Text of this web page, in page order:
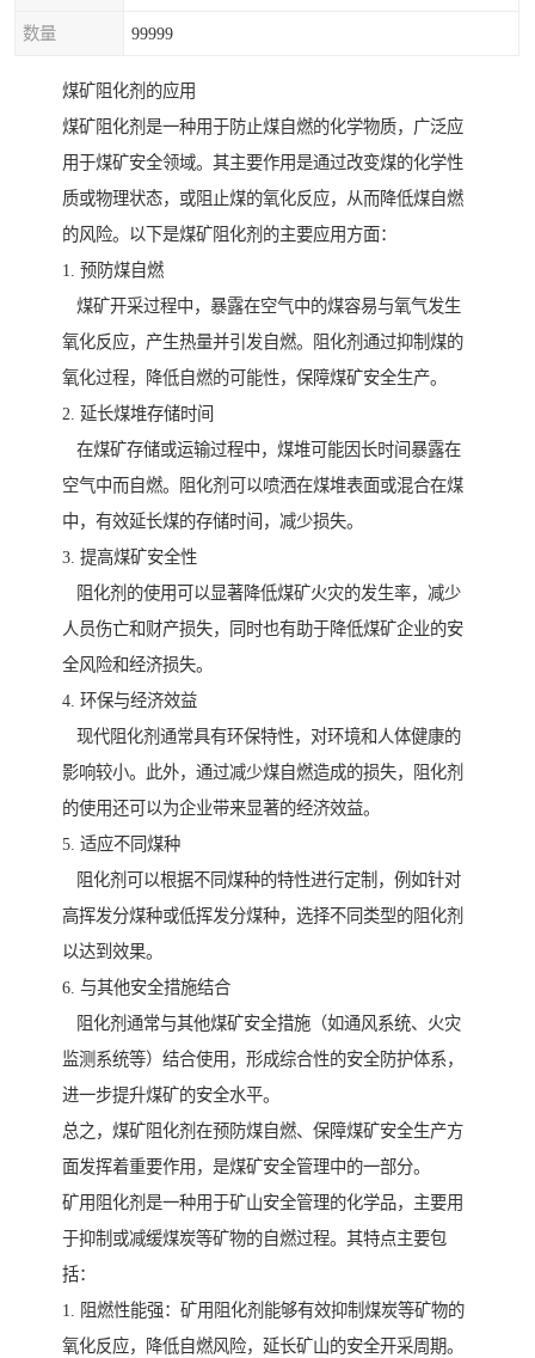
数量 99999
煤矿阻化剂的应用
煤矿阻化剂是一种用于防止煤自燃的化学物质，广泛应
用于煤矿安全领域。其主要作用是通过改变煤的化学性
质或物理状态，或阻止煤的氧化反应，从而降低煤自燃
的风险。以下是煤矿阻化剂的主要应用方面：
1. 预防煤自燃
煤矿开采过程中，暴露在空气中的煤容易与氧气发生
氧化反应，产生热量并引发自燃。阻化剂通过抑制煤的
氧化过程，降低自燃的可能性，保障煤矿安全生产。
2. 延长煤堆存储时间
在煤矿存储或运输过程中，煤堆可能因长时间暴露在
空气中而自燃。阻化剂可以喷洒在煤堆表面或混合在煤
中，有效延长煤的存储时间，减少损失。
3. 提高煤矿安全性
阻化剂的使用可以显著降低煤矿火灾的发生率，减少
人员伤亡和财产损失，同时也有助于降低煤矿企业的安
全风险和经济损失。
4. 环保与经济效益
现代阻化剂通常具有环保特性，对环境和人体健康的
影响较小。此外，通过减少煤自燃造成的损失，阻化剂
的使用还可以为企业带来显著的经济效益。
5. 适应不同煤种
阻化剂可以根据不同煤种的特性进行定制，例如针对
高挥发分煤种或低挥发分煤种，选择不同类型的阻化剂
以达到效果。
6. 与其他安全措施结合
阻化剂通常与其他煤矿安全措施（如通风系统、火灾
监测系统等）结合使用，形成综合性的安全防护体系，
进一步提升煤矿的安全水平。
总之，煤矿阻化剂在预防煤自燃、保障煤矿安全生产方
面发挥着重要作用，是煤矿安全管理中的一部分。
矿用阻化剂是一种用于矿山安全管理的化学品，主要用
于抑制或减缓煤炭等矿物的自燃过程。其特点主要包
括：
1. 阻燃性能强：矿用阻化剂能够有效抑制煤炭等矿物的
氧化反应，降低自燃风险，延长矿山的安全开采周期。